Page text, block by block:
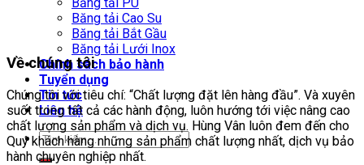
Băng tải Cao Su
Băng tải Bắt Gầu
Băng tải Lưới Inox
Chính sách bảo hành
Tuyển dụng
Tin tức
Liên hệ
Về chúng tôi
Chúng tôi với tiêu chí: “Chất lượng đặt lên hàng đầu”. Và xuyên
suốt trong tất cả các hành động, luôn hướng tới việc nâng cao
chất lượng sản phẩm và dịch vụ. Hùng Vân luôn đem đến cho
Quý khách hàng những sản phẩm chất lượng nhất, dịch vụ bảo
hành chuyên nghiệp nhất.